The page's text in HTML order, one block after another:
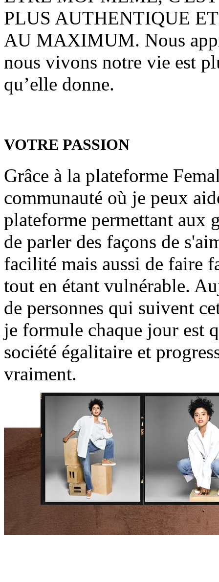
PLUS AUTHENTIQUE
AU MAXIMUM. Nous
nous vivons notre vie est
qu’elle donne.
VOTRE PASSION
Grâce à la plateforme
communauté où je peux
plateforme permettant aux
de parler des façons de
facilité mais aussi de faire
tout en étant vulnérable.
de personnes qui suivent
je formule chaque jour est
société égalitaire et
vraiment.